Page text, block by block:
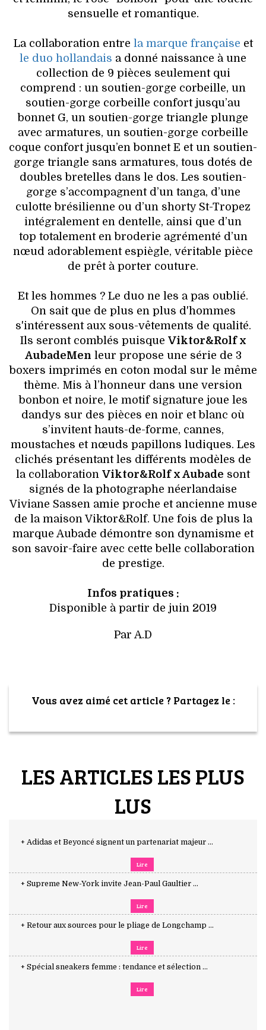
sensuelle et romantique.
La collaboration entre la marque française et
le duo hollandais a donné naissance à une
collection de 9 pièces seulement qui
comprend : un soutien-gorge corbeille, un
soutien-gorge corbeille confort jusqu’au
bonnet G, un soutien-gorge triangle plunge
avec armatures, un soutien-gorge corbeille
coque confort jusqu’en bonnet E et un soutien-
gorge triangle sans armatures, tous dotés de
doubles bretelles dans le dos. Les soutien-
gorge s’accompagnent d’un tanga, d’une
culotte brésilienne ou d’un shorty St-Tropez
intégralement en dentelle, ainsi que d’un
top totalement en broderie agrémenté d’un
nœud adorablement espiègle, véritable pièce
de prêt à porter couture.
Et les hommes ? Le duo ne les a pas oublié.
On sait que de plus en plus d'hommes
s'intéressent aux sous-vêtements de qualité.
Ils seront comblés puisque Viktor&Rolf x
AubadeMen leur propose une série de 3
boxers imprimés en coton modal sur le même
thème. Mis à l’honneur dans une version
bonbon et noire, le motif signature joue les
dandys sur des pièces en noir et blanc où
s’invitent hauts-de-forme, cannes,
moustaches et nœuds papillons ludiques. Les
clichés présentant les différents modèles de
la collaboration Viktor&Rolf x Aubade sont
signés de la photographe néerlandaise
Viviane Sassen amie proche et ancienne muse
de la maison Viktor&Rolf. Une fois de plus la
marque Aubade démontre son dynamisme et
son savoir-faire avec cette belle collaboration
de prestige.
Infos pratiques :
Disponible à partir de juin 2019
Par A.D
Vous avez aimé cet article ? Partagez le :
LES ARTICLES LES PLUS
LUS
+ Adidas et Beyoncé signent un partenariat majeur ...
Lire
+ Supreme New-York invite Jean-Paul Gaultier ...
Lire
+ Retour aux sources pour le pliage de Longchamp ...
Lire
+ Spécial sneakers femme : tendance et sélection ...
Lire